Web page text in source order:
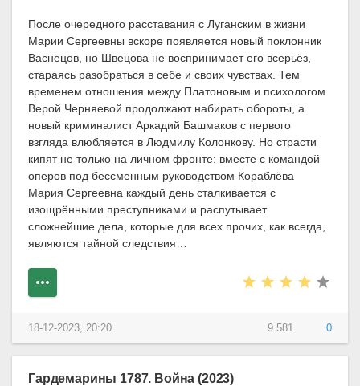
После очередного расставания с Луганским в жизни
Марии Сергеевны вскоре появляется новый поклонник
Васнецов, но Швецова не воспринимает его всерьёз,
стараясь разобраться в себе и своих чувствах. Тем
временем отношения между Платоновым и психологом
Верой Черняевой продолжают набирать обороты, а
новый криминалист Аркадий Башмаков с первого
взгляда влюбляется в Людмилу Колонкову. Но страсти
кипят не только на личном фронте: вместе с командой
оперов под бессменным руководством Кораблёва
Мария Сергеевна каждый день сталкивается с
изощрёнными преступниками и распутывает
сложнейшие дела, которые для всех прочих, как всегда,
являются тайной следствия…
9 581 0
18-12-2023, 20:20
Гардемарины 1787. Война (2023)